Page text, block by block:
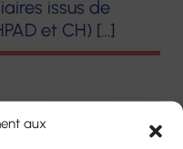
aux
issus de
et CH) […]